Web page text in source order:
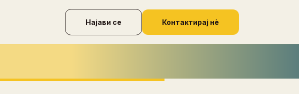
Најави се Контактирај нѐ